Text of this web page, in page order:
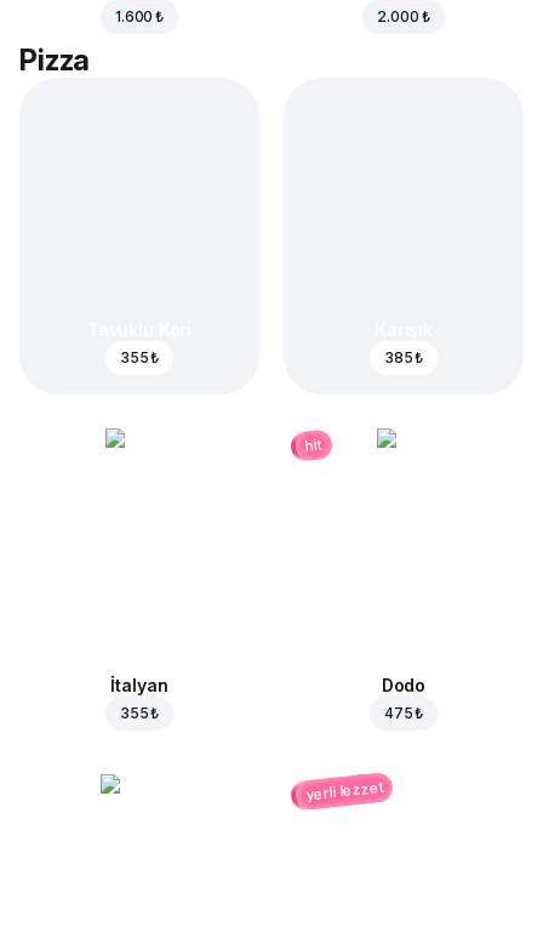
1.600 ₺ 2.000 ₺
Pizza
355 ₺ 385 ₺
İtalyan
355 ₺
hit
Dodo
475 ₺
yerli lezzet